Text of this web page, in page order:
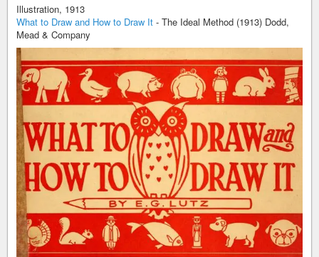
Illustration, 1913
What to Draw and How to Draw It - The Ideal Method (1913) Dodd,
Mead & Company